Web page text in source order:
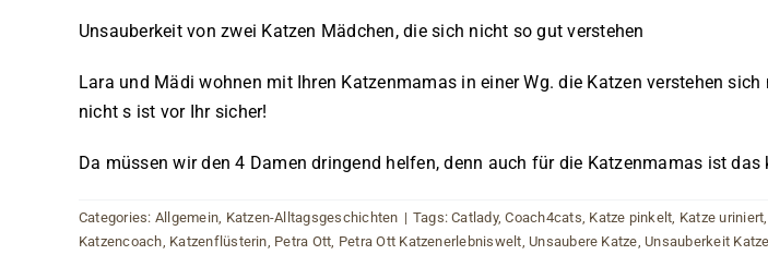
Unsauberkeit von zwei Katzen Mädchen, die sich nicht so gut verstehen
Lara und Mädi wohnen mit Ihren Katzenmamas in einer Wg. die Katzen verstehen
nicht s ist vor Ihr sicher!
Da müssen wir den 4 Damen dringend helfen, denn auch für die Katzenmamas ist das
Categories: Allgemein Katzen-Alltagsgeschichten | Tags:Catlady,Coach4cats Katze pinkelt Katze uriniert
Katzencoach Katzenflüsterin Petra Ott Petra Ott Katzenerlebniswelt Unsaubere Katze Unsauberkeit Katze